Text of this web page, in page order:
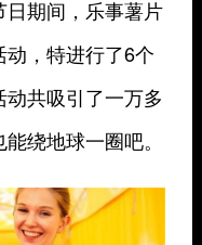
期间，乐事薯片
，特进行了6个
共吸引了一万多
绕地球一圈吧。